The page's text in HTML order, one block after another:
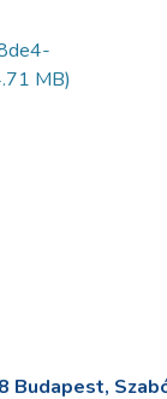
MB)
Budapest,